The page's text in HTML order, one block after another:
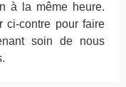
à la même heure.
ci-contre pour faire
soin de nous